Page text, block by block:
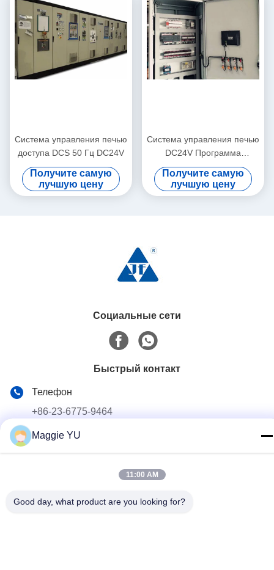
Система управления печью
доступа DCS 50 Гц DC24V
Получите самую
лучшую цену
Система управления печью
DC24V Программа
автоматического
управления
Получите самую
лучшую цену
Социальные сети
Быстрый контакт
Телефон
+86-23-6775-9464
Электронная почта
linwyu@jeffer.com.cn
северная зона, Чунцин, Китай
Maggie YU
11:00 AM
Good day, what product are you looking for?